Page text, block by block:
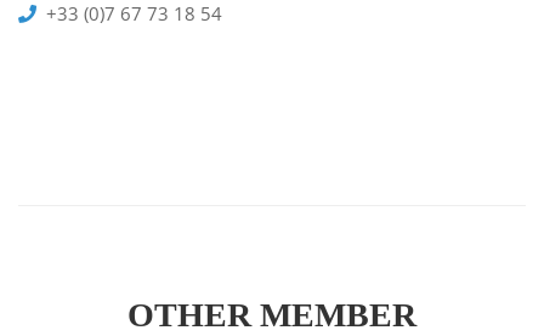
+33 (0)7 67 73 18 54
OTHER MEMBER